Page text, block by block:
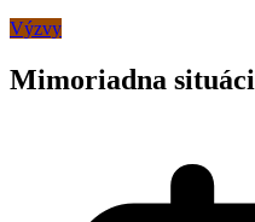
Výzvy
Mimoriadna